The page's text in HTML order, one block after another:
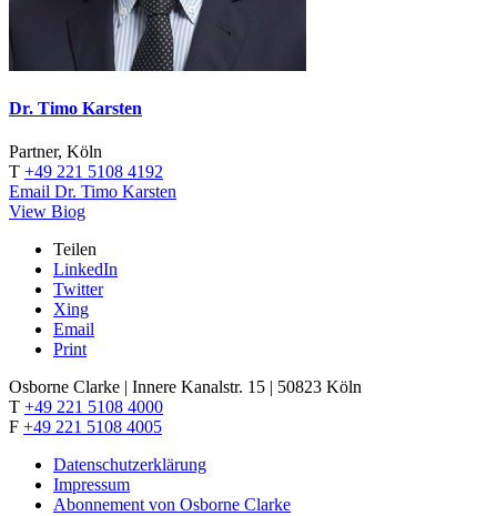
Dr. Timo Karsten
Partner, Köln
T +49 221 5108 4192
Email Dr. Timo Karsten
View Biog
Teilen
LinkedIn
Twitter
Xing
Email
Print
Osborne Clarke | Innere Kanalstr. 15 | 50823 Köln
T +49 221 5108 4000
F +49 221 5108 4005
Datenschutzerklärung
Impressum
Abonnement von Osborne Clarke